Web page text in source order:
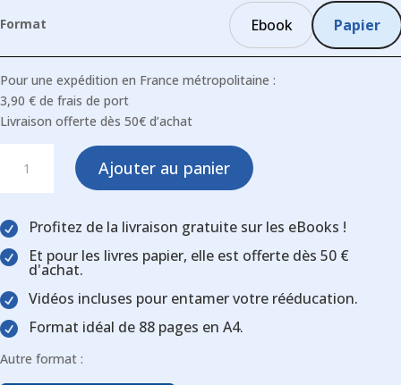
Format Ebook Papier
Pour une expédition en France métropolitaine :
3,90 € de frais de port
Livraison offerte dès 50€ d’achat
de
genou
moi
Ajouter au panier
l
e
n
a
i
 Profitez de la livraison gratuite sur les eBooks !
 Et pour les livres papier, elle est offerte dès 50 €
d'achat.
 Vidéos incluses pour entamer votre rééducation.
 Format idéal de 88 pages en A4.
Autre format :